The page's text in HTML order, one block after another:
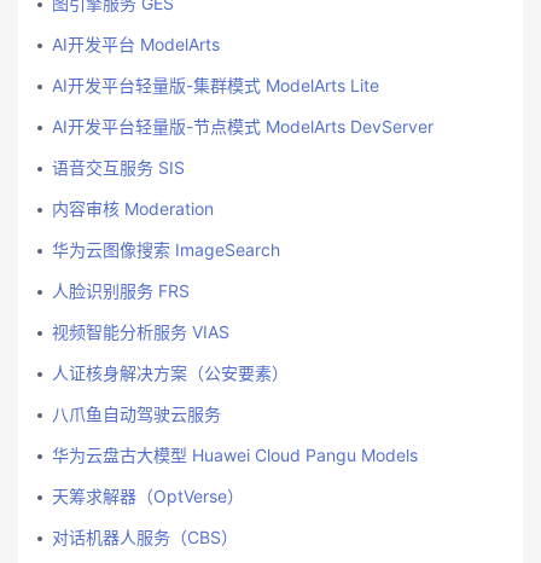
AI开发平台 ModelArts
AI开发平台轻量版-集群模式 ModelArts Lite
AI开发平台轻量版-节点模式 ModelArts DevServer
语音交互服务 SIS
内容审核 Moderation
华为云图像搜索 ImageSearch
人脸识别服务 FRS
视频智能分析服务 VIAS
人证核身解决方案（公安要素）
八爪鱼自动驾驶云服务
华为云盘古大模型 Huawei Cloud Pangu Models
天筹求解器（OptVerse）
对话机器人服务（CBS）